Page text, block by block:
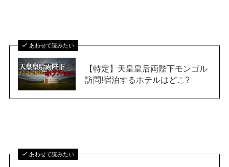
あわせて読みたい
【特定】天皇皇后両陛下モンゴル
訪問!宿泊するホテルはどこ?
あわせて読みたい